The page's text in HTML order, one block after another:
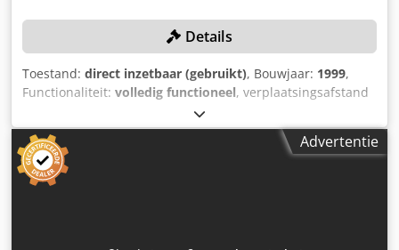
Details
Toestand: direct inzetbaar (gebruikt), Bouwjaar: 1999,
Functionaliteit: volledig functioneel, verplaatsingsafstand
, verplaatsing Y-as:
verplaatsingsafstand Z-as:660 mm, tafelbelasting:1.200
kg, toerental (max.):
, Geen minimumprijs -
gegarandeerde verkoop aan het hoogste
bod!\n\nTECHNISCHE GEGEVENS\n\nVerplaatsing X-as:
Advertentie